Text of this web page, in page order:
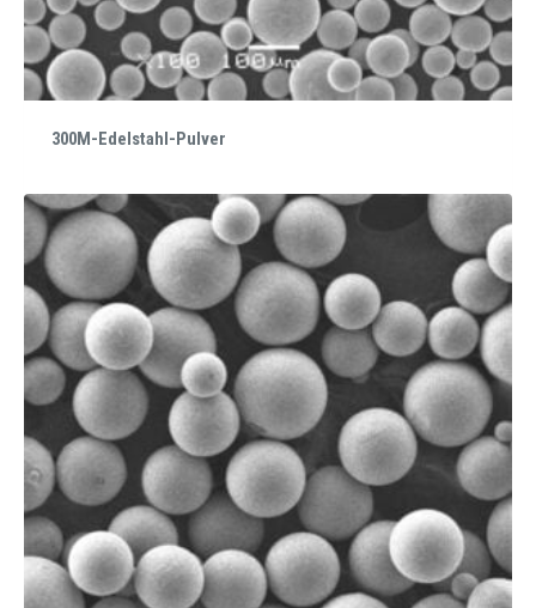
300M-Edelstahl-Pulver